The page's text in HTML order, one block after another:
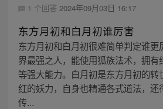
1 个回答 2024年09月03日 16:17
东方月初和白月初谁厉害
东方月初和白月初很难简单判定谁更
界最强之人，能使用狐族法术，拥有
等强大能力。白月初是东方月初的转
红的妖力，自身也精通各式道法，还
传...